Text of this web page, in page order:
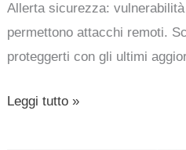
Allerta sicurezza:
permettono attacchi remoti.
proteggerti con gli ultimi
Leggi tutto »